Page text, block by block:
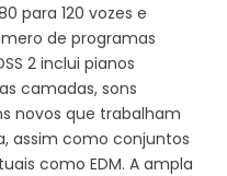
para 120 vozes e
de programas
2 inclui pianos
camadas, sons
novos que trabalham
assim como conjuntos
como EDM. A ampla